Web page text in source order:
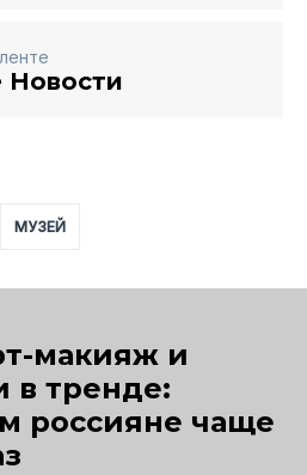
Новости
МУЗЕЙ
макияж и
в тренде:
россияне чаще